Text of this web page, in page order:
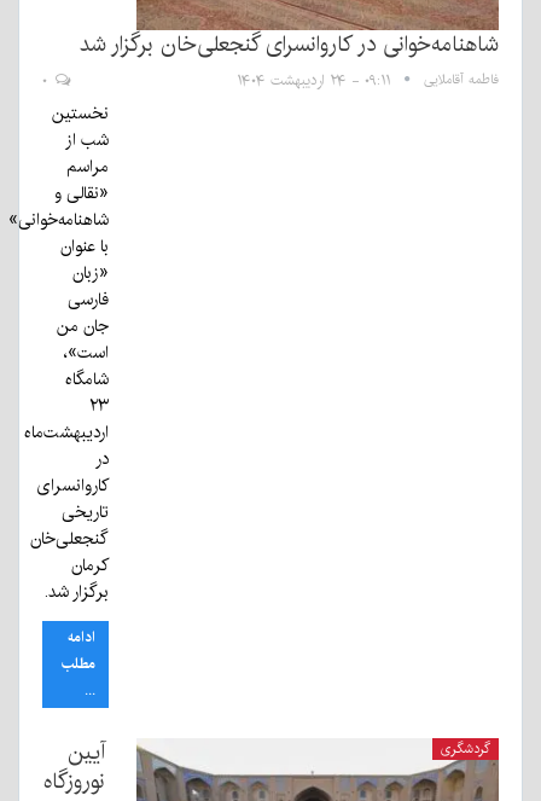
شاهنامه‌خوانی در کاروانسرای گنجعلی‌خان برگزار شد
فاطمه آقاملایی ۰۹:۱۱ - ۲۴ اردیبهشت ۱۴۰۴
نخستین
شب از
مراسم
«نقالی و
شاهنامه‌خوانی»
با عنوان
«زبان
فارسی
جان من
است»،
شامگاه
۲۳
اردیبهشت‌ماه
در
کاروانسرای
تاریخی
گنجعلی‌خان
کرمان
برگزار شد.
ادامه
مطلب
...
گردشگری
آیین
نوروزگاه